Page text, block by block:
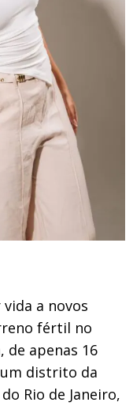
a novos
fértil no
de apenas 16
um distrito da
Rio de Janeiro,